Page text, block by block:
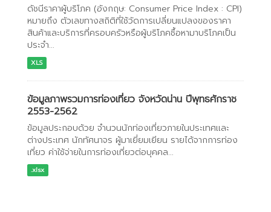
ดัชนีราคาผู้บริโภค (อังกฤษ: Consumer Price Index : CPI)
หมายถึง ตัวเลขทางสถิติที่ใช้วัดการเปลี่ยนแปลงของราคา
สินค้าและบริการที่ครอบครัวหรือผู้บริโภคซื้อหามาบริโภคเป็น
ประจำ...
XLS
ข้อมูลภาพรวมการท่องเที่ยว จังหวัดน่าน ปีพุทธศักราช
2553-2562
ข้อมูลประกอบด้วย จำนวนนักท่องเที่ยวภายในประเทศเเละ
ต่างประเทศ นักทัศนาจร ผู้มาเยี่ยมเยียน รายได้จากการท่อง
เที่ยว ค่าใช้จ่ายในการท่องเที่ยวต่อบุคคล...
.xlsx